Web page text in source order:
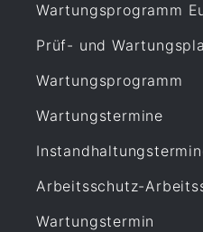
Wartungsprogramm
Prüf- und
Wartungsprogramm
Wartungstermine
Arbeitsschutz-
Wartungstermin